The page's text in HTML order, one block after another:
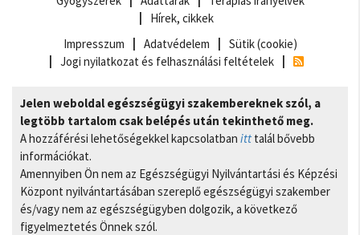
Hírek, cikkek
Impresszum
Adatvédelem
Sütik (cookie)
Jogi nyilatkozat és felhasználási feltételek
Jelen weboldal egészségügyi szakembereknek szól, a
legtöbb tartalom csak belépés után tekinthető meg.
A hozzáférési lehetőségekkel kapcsolatban itt talál bővebb
információkat.
Amennyiben Ön nem az Egészségügyi Nyilvántartási és Képzési
Központ nyilvántartásában szereplő egészségügyi szakember
és/vagy nem az egészségügyben dolgozik, a következő
figyelmeztetés Önnek szól.